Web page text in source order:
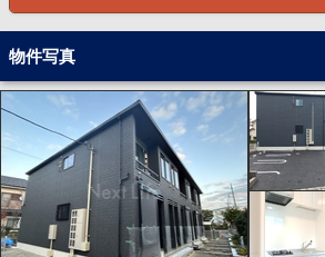
物件写真